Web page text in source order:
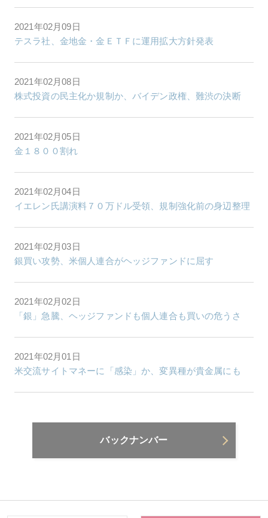
2021年02月09日
テスラ社、金地金・金ＥＴＦに運用拡大方針発表
2021年02月08日
株式投資の民主化か規制か、バイデン政権、難渋の決断
2021年02月05日
金１８００割れ
2021年02月04日
イエレン氏講演料７０万ドル受領、規制強化前の身辺整理
2021年02月03日
銀買い攻勢、米個人連合がヘッジファンドに屈す
2021年02月02日
「銀」急騰、ヘッジファンドも個人連合も買いの危うさ
2021年02月01日
米交流サイトマネーに「感染」か、変異種が貴金属にも
バックナンバー